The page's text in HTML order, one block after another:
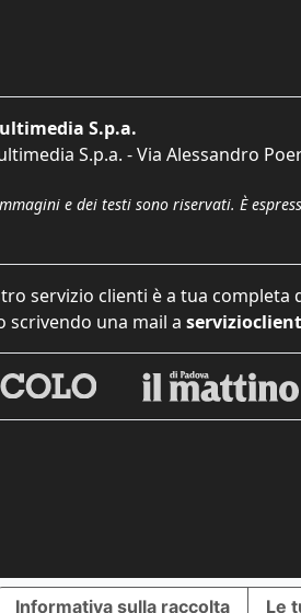
S.p.a.
S.p.a. - Via Alessandro
e dei testi sono riservati. È
servizio clienti è a tua completa
scrivendo una mail a
Informativa sulla raccolta Le